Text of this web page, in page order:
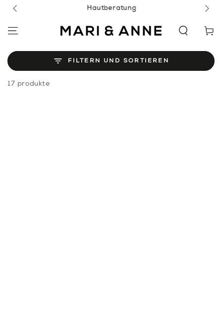
ZUM INHALT
SPRINGEN
Hautberatung
FILTERN UND SORTIEREN
17 produkte